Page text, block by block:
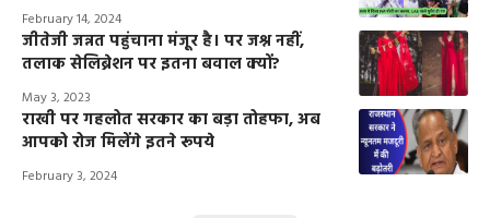
February 14, 2024
जीतेजी जन्नत पहुंचाना मंजूर है। पर जश्न नहीं,
तलाक सेलिब्रेशन पर इतना बवाल क्यों?
May 3, 2023
राखी पर गहलोत सरकार का बड़ा तोहफा, अब
आपको रोज मिलेंगे इतने रूपये
February 3, 2024